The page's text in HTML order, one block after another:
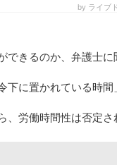
by ライブ
できるのか、弁護士に
下に置かれている時間
、労働時間性は否定さ